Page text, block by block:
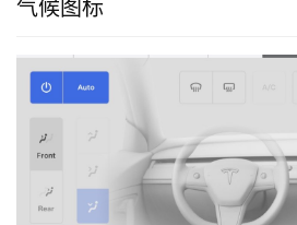
导航应用程序有了一个新图标。该
程序”菜单中找到，并可固定在屏